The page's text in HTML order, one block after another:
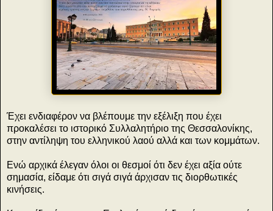
Έχει ενδιαφέρον να βλέπουμε την εξέλιξη που έχει
προκαλέσει το ιστορικό Συλλαλητήριο της Θεσσαλονίκης,
στην αντίληψη του ελληνικού λαού αλλά και των κομμάτων.
Ενώ αρχικά έλεγαν όλοι οι θεσμοί ότι δεν έχει αξία ούτε
σημασία, είδαμε ότι σιγά σιγά άρχισαν τις διορθωτικές
κινήσεις.